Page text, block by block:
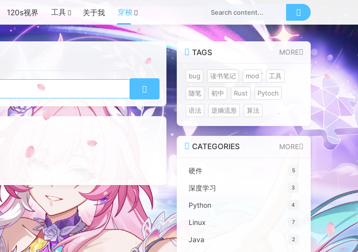
120s视界 工具 关于我 穿梭
TAGS MORE
bug 读书笔记 mod 工具
随笔 初中 Rust Pytoch
语法 逆熵流形 算法
CATEGORIES MORE
硬件 5
深度学习 3
Python 4
Linux 7
Java 2